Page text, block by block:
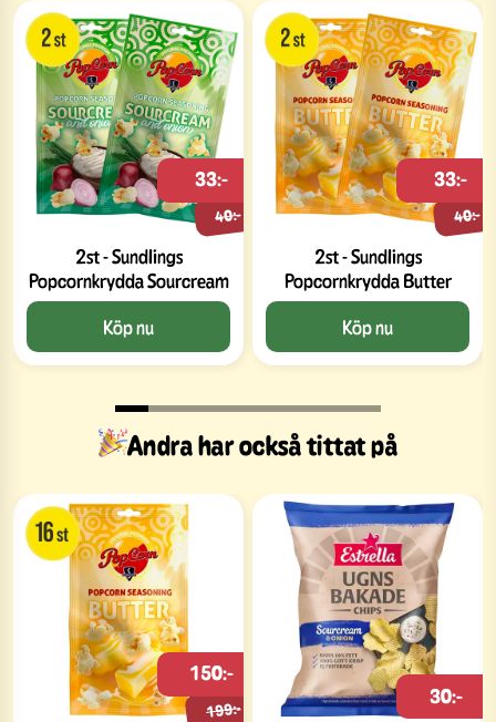
2st - Sundlings
Popcornkrydda Sourcream
40:-
33:-
Köp nu
2st - Sundlings
Popcornkrydda Butter
40:-
33:-
Köp nu
Andra har också tittat på
199:-
150:-
30:-